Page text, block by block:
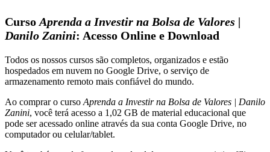
Curso Aprenda a Investir na Bolsa de Valores |
Danilo Zanini: Acesso Online e Download
Todos os nossos cursos são completos, organizados e estão
hospedados em nuvem no Google Drive, o serviço de
armazenamento remoto mais confiável do mundo.
Ao comprar o curso Aprenda a Investir na Bolsa de Valores | Danilo
Zanini, você terá acesso a 1,02 GB de material educacional que
pode ser acessado online através da sua conta Google Drive, no
computador ou celular/tablet.